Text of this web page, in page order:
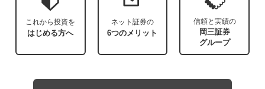
これから投資を
はじめる方へ
ネット証券の
6つのメリット
信頼と実績の
岡三証券
グループ